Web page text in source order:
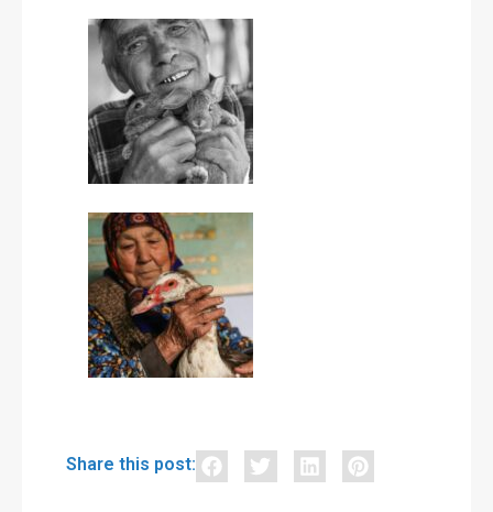
Share this post: